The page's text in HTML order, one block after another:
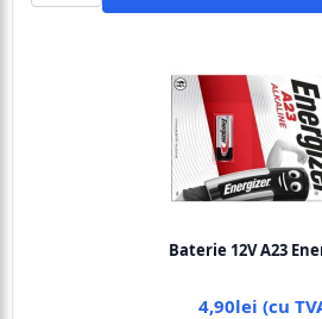
Baterie 12V A23
4,90lei (cu